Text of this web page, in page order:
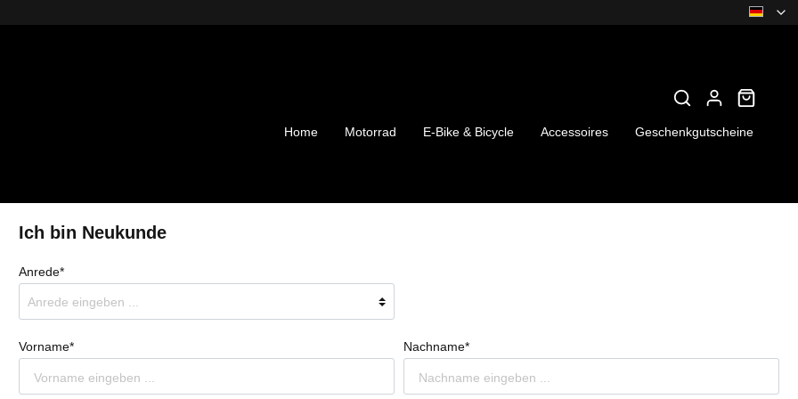
Home Motorrad E-Bike & Bicycle Accessoires Geschenkgutscheine
2009-2020
2009-2020
Ich bin Neukunde
Anrede*
Vorname* Nachname*